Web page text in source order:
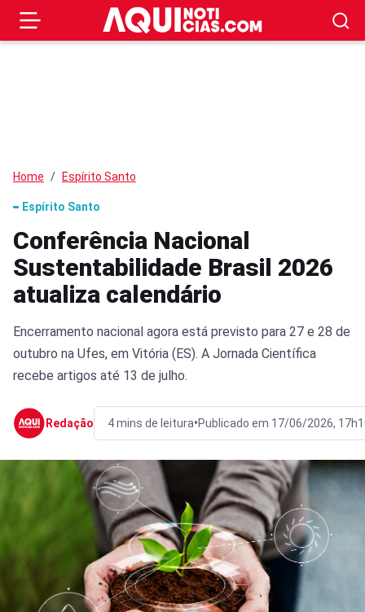
Home Espírito Santo
Espírito Santo
Conferência Nacional
Sustentabilidade Brasil 2026
atualiza calendário
Encerramento nacional agora está previsto para 27 e 28 de
outubro na Ufes, em Vitória (ES). A Jornada Científica
recebe artigos até 13 de julho.
Redação 4 mins de leitura•Publicado em 17/06/2026,